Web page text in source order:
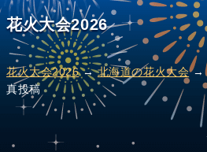
花火大会2026
花火大会2026→北海道の花火大会→
真投稿